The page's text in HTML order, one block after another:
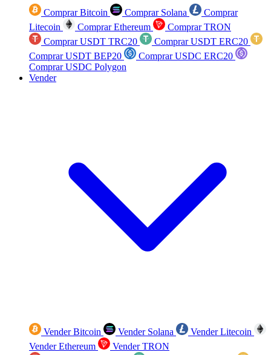
Comprar Bitcoin Comprar Solana
Comprar
Litecoin
Comprar Ethereum
Comprar TRON
Comprar USDT TRC20
Comprar USDT ERC20
Comprar USDT BEP20
Comprar USDC ERC20
Comprar USDC Polygon
Vender
Vender Bitcoin Vender Solana
Vender Litecoin
Vender Ethereum
Vender TRON